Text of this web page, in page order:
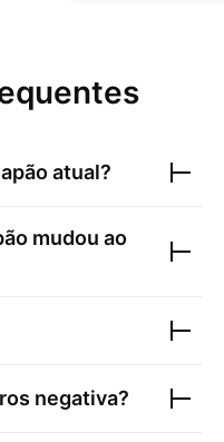
atual?
mudou ao
negativa?